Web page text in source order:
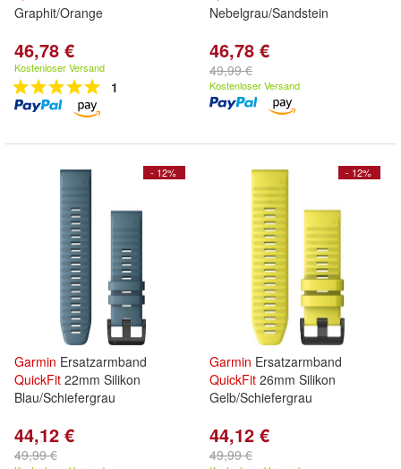
Graphit/Orange
46,78 €
Kostenloser Versand
1
Nebelgrau/Sandstein
46,78 €
49,99 €
Kostenloser Versand
- 12%
Garmin Ersatzarmband
QuickFit 22mm Silikon
Blau/Schiefergrau
44,12 €
49,99 €
- 12%
Garmin Ersatzarmband
QuickFit 26mm Silikon
Gelb/Schiefergrau
44,12 €
49,99 €